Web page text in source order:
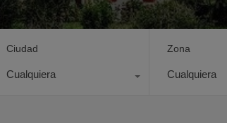
Ciudad
Cualquiera
Zona
Cualquiera